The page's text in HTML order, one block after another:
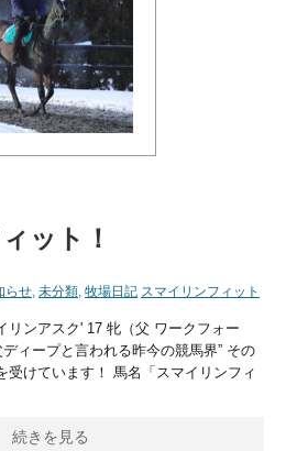
ット！
らせ 未分類 牧場日記 スマイリンフィット
リンアスク' 17 牝（父 ワークフォー
ィープと言われる昨今の競馬界” その
受けています！ 馬名「スマイリンフィ
続きを見る